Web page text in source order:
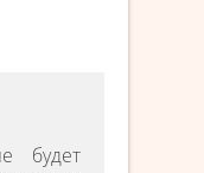
будет